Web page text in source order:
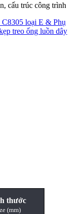
cấu trúc công trình
C8305 loại E & Phụ
treo ống luồn dây
thước
(mm)